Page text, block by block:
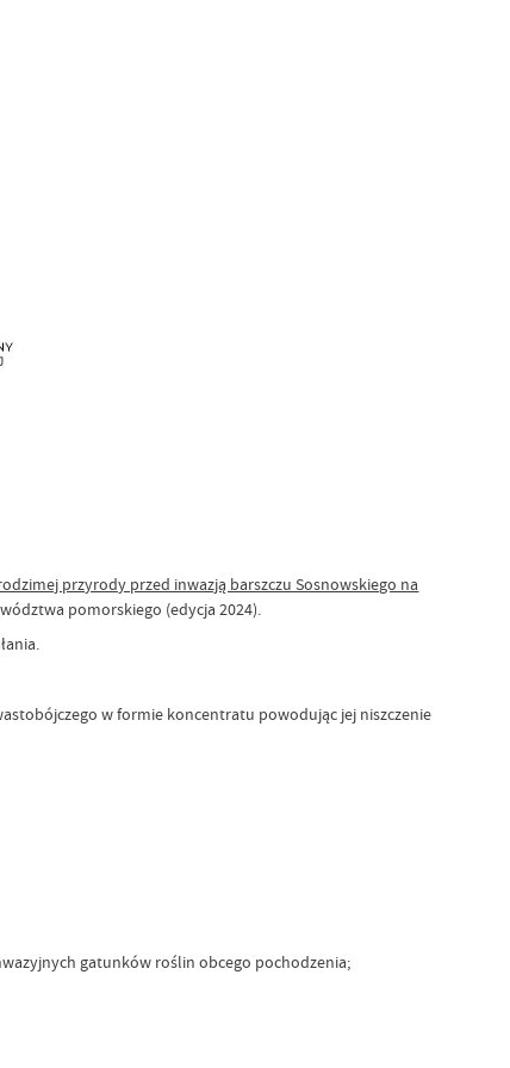
przyrody przed inwazją barszczu Sosnowskiego na
pomorskiego (edycja 2024).
w formie koncentratu powodując jej niszczenie
gatunków roślin obcego pochodzenia;